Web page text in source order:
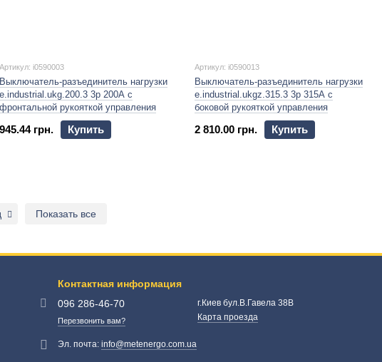
Артикул: i0590003
Выключатель-разъединитель нагрузки
e.industrial.ukg.200.3 3р 200А с
фронтальной рукояткой управления
945.44 грн. Купить
Артикул: i0590013
Выключатель-разъединитель нагрузки
e.industrial.ukgz.315.3 3р 315А с
боковой рукояткой управления
2 810.00 грн. Купить
Показать все
Контактная информация
096 286-46-70
Перезвонить вам?
г.Киев бул.В.Гавела 38В
Карта проезда
Эл. почта:info@metenergo.com.ua